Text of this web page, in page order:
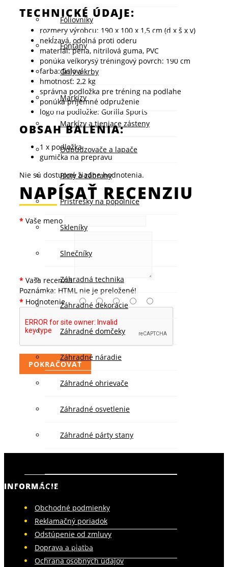
Fóliovníky
Fontány
Grily a krby
Markízy
Markízy a tieniace zásteny
Odpudzovače a lapače
Ploty a zábrany
Prístrešky na popolnice
Skleníky
Slnečníky
Záhradná technika
Záhradné dekorácie
Záhradné domčeky
Záhradné náradie
Záhradné ohrievače
Záhradné osvetlenie
Záhradné párty stany
Informácie
Obchodné podmienky
Reklamačný poriadok
TECHNICKÉ ÚDAJE:
rozmery výrobcu: 190 x 100 x 1,5 cm (d x š x v)
nekĺzavá, odolná proti oderu
materiál: pena, nitrilová guma, PVC
ponúka veľkorysý tréningový povrch: 190 cm
farba: fialová
hmotnosť: 2,2 kg
správna podložka pre tréning na podlahe
ponúka príjemné odpruženie
logo na podložke: Gorilla Sports
OBSAH BALENIA:
1 x podložka
gumička na prepravu
Nie sú dostupné žiadne hodnotenia.
NAPÍSAŤ RECENZIU
Vaše meno
Vaša recenzia
Poznámka: HTML nie je preložené!
Hodnotenie
POKRAČOVAŤ
INFORMÁCIE
Obchodné podmienky
Reklamačný poriadok
Odstúpenie od zmluvy
Doprava a platba
Ochrana osobných údajov